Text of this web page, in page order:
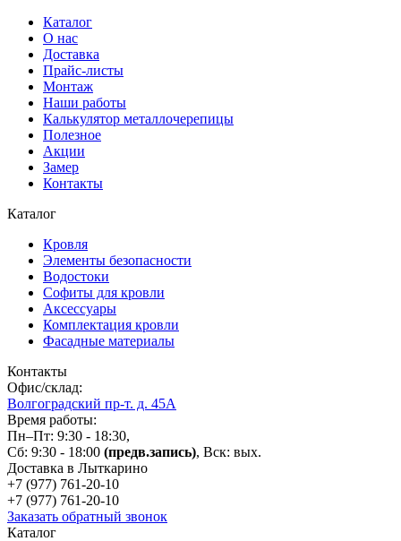
Каталог
О нас
Доставка
Прайс-листы
Монтаж
Наши работы
Калькулятор металлочерепицы
Полезное
Акции
Замер
Контакты
Каталог
Кровля
Элементы безопасности
Водостоки
Софиты для кровли
Аксессуары
Комплектация кровли
Фасадные материалы
Контакты
Офис/склад:
Волгоградский пр-т. д. 45А
Время работы:
Пн–Пт: 9:30 - 18:30,
Сб: 9:30 - 18:00 (предв.запись), Вск: вых.
Доставка в Лыткарино
+7 (977) 761-20-10
+7 (977) 761-20-10
Заказать обратный звонок
Каталог